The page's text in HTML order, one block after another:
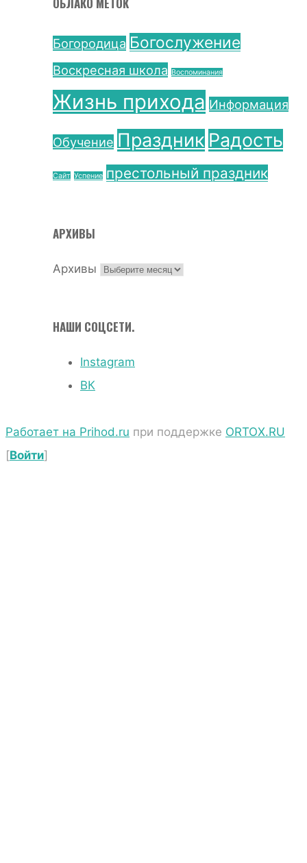
Богородица Богослужение
Воскресная школа Воспоминания
Жизнь прихода Информация
Обучение Праздник Радость
Сайт Успение престольный праздник
АРХИВЫ
Архивы
НАШИ СОЦСЕТИ.
Instagram
ВК
Работает на Prihod.ru при поддержке ORTOX.RU
[Войти]